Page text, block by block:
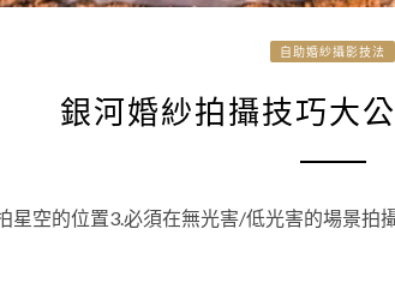
自助婚紗攝影技法
銀河婚紗拍攝技巧大
星空的位置3.必須在無光害/低光害的場景拍